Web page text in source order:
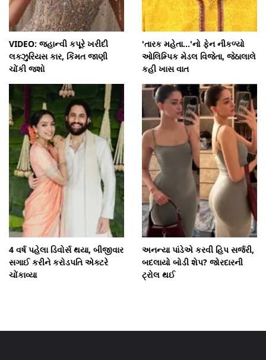
VIDEO: જ્હાન્વી કપૂરે ખરીદી
લક્ઝુરિયસ કાર, કિંમત જાણી
ચોંકી જશો
'તારક મહેતા...'નો ફેન નીકળ્યો
ઓલિમ્પિક મેડલ વિજેતા, જેઠાલાલે
કહી ખાસ વાત
4 વર્ષ પહેલા ડિવોર્સ થયા, બીજીવાર
સગાઈ કરીને કરોડપતિ એક્ટરે
ચોંકાવ્યા
અનન્યા પાંડેએ કરવી હિપ સર્જરી,
બદલાયો બોડી શેપ? જોરદારની
ટ્રોલ થઈ